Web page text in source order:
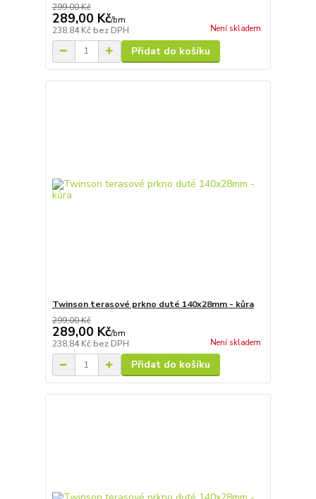
299,00 Kč
289,00 Kč/bm
238,84 Kč bez DPH Není skladem
Přidat do košíku
Twinson terasové prkno duté 140x28mm - kůra
299,00 Kč
289,00 Kč/bm
238,84 Kč bez DPH Není skladem
Přidat do košíku